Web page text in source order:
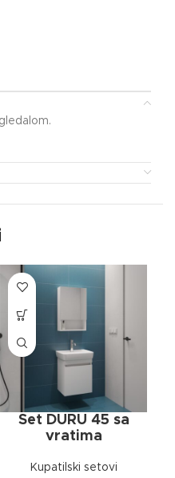
Set DURU 45 sa
vratima
Kupatilski setovi